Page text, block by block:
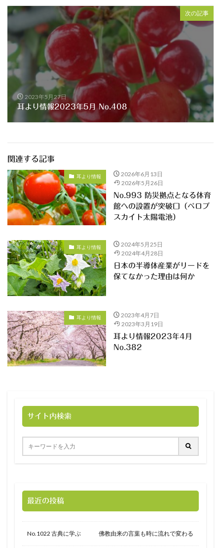
次の記事
2023年5月27日
耳より情報2023年5月 No.408
関連する記事
耳より情報
2026年6月13日
2026年5月26日
No.993 防災拠点となる体育
館への設置が突破口（ペロブ
スカイト太陽電池）
耳より情報
2024年5月25日
2024年4月28日
日本の半導体産業がリードを
保てなかった理由は何か
耳より情報
2023年4月7日
2023年3月19日
耳より情報2023年4月
No.382
サイト内検索
最近の投稿
No.1022 古典に学ぶ 佛教由来の言葉も時に流れで変わる